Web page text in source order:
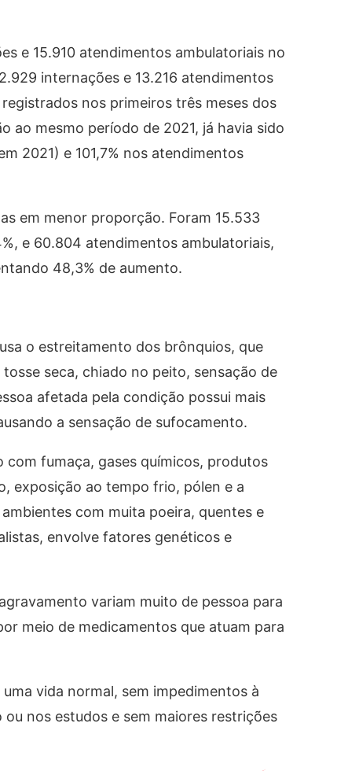
e 15.910 atendimentos ambulatoriais no
internações e 13.216 atendimentos
nos primeiros três meses dos
ao mesmo período de 2021, já havia sido
2021) e 101,7% nos atendimentos
em menor proporção. Foram 15.533
e 60.804 atendimentos ambulatoriais,
48,3% de aumento.
o estreitamento dos brônquios, que
seca, chiado no peito, sensação de
afetada pela condição possui mais
a sensação de sufocamento.
fumaça, gases químicos, produtos
exposição ao tempo frio, pólen e a
com muita poeira, quentes e
envolve fatores genéticos e
variam muito de pessoa para
meio de medicamentos que atuam para
vida normal, sem impedimentos à
nos estudos e sem maiores restrições